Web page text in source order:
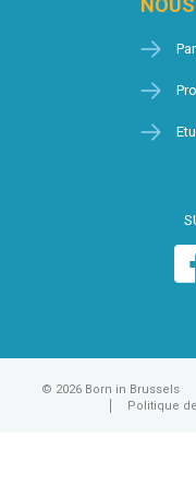
© 2026 Born in Brussels
Politique